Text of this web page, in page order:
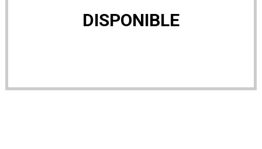
DISPONIBLE